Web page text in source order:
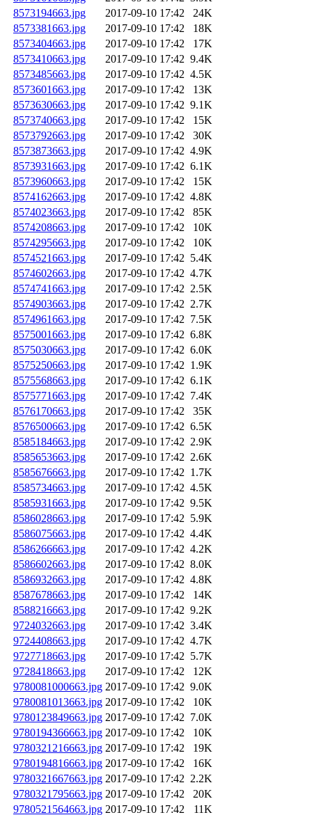
8573194663.jpg
2017-09-10 17:42
24K
8573381663.jpg
2017-09-10 17:42
18K
8573404663.jpg
2017-09-10 17:42
17K
8573410663.jpg
2017-09-10 17:42 9.4K
8573485663.jpg
2017-09-10 17:42 4.5K
8573601663.jpg
2017-09-10 17:42
13K
8573630663.jpg
2017-09-10 17:42 9.1K
8573740663.jpg
2017-09-10 17:42
15K
8573792663.jpg
2017-09-10 17:42
30K
8573873663.jpg
2017-09-10 17:42 4.9K
8573931663.jpg
2017-09-10 17:42 6.1K
8573960663.jpg
2017-09-10 17:42
15K
8574162663.jpg
2017-09-10 17:42 4.8K
8574023663.jpg
2017-09-10 17:42
85K
8574208663.jpg
2017-09-10 17:42
10K
8574295663.jpg
2017-09-10 17:42
10K
8574521663.jpg
2017-09-10 17:42 5.4K
8574602663.jpg
2017-09-10 17:42 4.7K
8574741663.jpg
2017-09-10 17:42 2.5K
8574903663.jpg
2017-09-10 17:42 2.7K
8574961663.jpg
2017-09-10 17:42 7.5K
8575001663.jpg
2017-09-10 17:42 6.8K
8575030663.jpg
2017-09-10 17:42 6.0K
8575250663.jpg
2017-09-10 17:42 1.9K
8575568663.jpg
2017-09-10 17:42 6.1K
8575771663.jpg
2017-09-10 17:42 7.4K
8576170663.jpg
2017-09-10 17:42
35K
8576500663.jpg
2017-09-10 17:42 6.5K
8585184663.jpg
2017-09-10 17:42 2.9K
8585653663.jpg
2017-09-10 17:42 2.6K
8585676663.jpg
2017-09-10 17:42 1.7K
8585734663.jpg
2017-09-10 17:42 4.5K
8585931663.jpg
2017-09-10 17:42 9.5K
8586028663.jpg
2017-09-10 17:42 5.9K
8586075663.jpg
2017-09-10 17:42 4.4K
8586266663.jpg
2017-09-10 17:42 4.2K
8586602663.jpg
2017-09-10 17:42 8.0K
8586932663.jpg
2017-09-10 17:42 4.8K
8587678663.jpg
2017-09-10 17:42
14K
8588216663.jpg
2017-09-10 17:42 9.2K
9724032663.jpg
2017-09-10 17:42 3.4K
9724408663.jpg
2017-09-10 17:42 4.7K
9727718663.jpg
2017-09-10 17:42 5.7K
9728418663.jpg
2017-09-10 17:42
12K
9780081000663.jpg 2017-09-10 17:42 9.0K
9780081013663.jpg 2017-09-10 17:42
10K
9780123849663.jpg 2017-09-10 17:42 7.0K
9780194366663.jpg 2017-09-10 17:42
10K
9780321216663.jpg 2017-09-10 17:42
19K
9780194816663.jpg 2017-09-10 17:42
16K
9780321667663.jpg 2017-09-10 17:42 2.2K
9780321795663.jpg 2017-09-10 17:42
20K
9780521564663.jpg 2017-09-10 17:42 11K